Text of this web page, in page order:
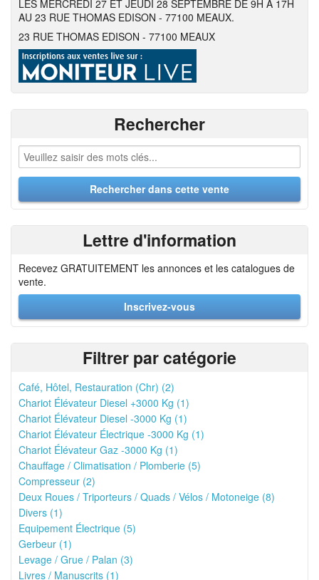
LES MERCREDI 27 ET JEUDI 28 SEPTEMBRE DE 9H A 17H
AU 23 RUE THOMAS EDISON - 77100 MEAUX.
23 RUE THOMAS EDISON - 77100 MEAUX
Rechercher
Lettre d'information
Recevez GRATUITEMENT les annonces et les catalogues de
vente.
Inscrivez-vous
Filtrer par catégorie
Café, Hôtel, Restauration (Chr) (2)
Chariot Élévateur Diesel +3000 Kg (1)
Chariot Élévateur Diesel -3000 Kg (1)
Chariot Élévateur Électrique -3000 Kg (1)
Chariot Élévateur Gaz -3000 Kg (1)
Chauffage / Climatisation / Plomberie (5)
Compresseur (2)
Deux Roues / Triporteurs / Quads / Vélos / Motoneige (8)
Divers (1)
Equipement Électrique (5)
Gerbeur (1)
Levage / Grue / Palan (3)
Livres / Manuscrits (1)